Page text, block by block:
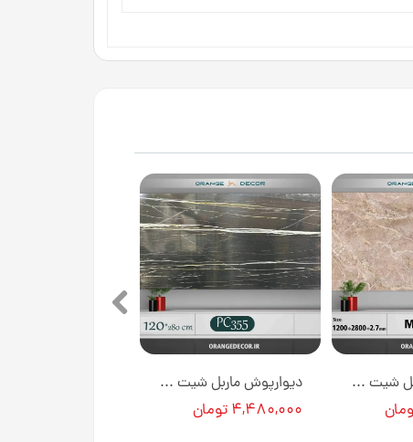
دیوارپوش ماربل شیت رنگ مشکی رگه سفید کد PC355 [انبار تهران]
۴,۴۸۰,۰۰۰ تومان
دیوارپوش ماربل شیت کد M0128 [انبار تهران]